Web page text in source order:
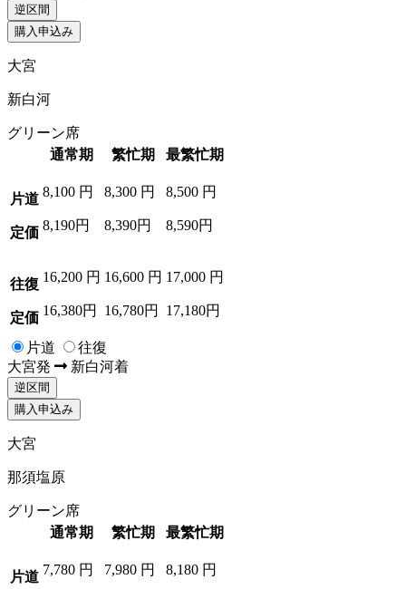
逆区間
購入申込み
大宮
新白河
グリーン席
通常期
繁忙期 最繁忙期
片道
定価
8,100 円
8,190円
8,300 円
8,390円
8,500 円
8,590円
往復
定価
16,200 円
16,380円
16,600 円
16,780円
17,000 円
17,180円
片道
往復
大宮発 新白河着
逆区間
購入申込み
大宮
那須塩原
グリーン席
通常期
繁忙期 最繁忙期
片道 7,780 円 7,980 円 8,180 円